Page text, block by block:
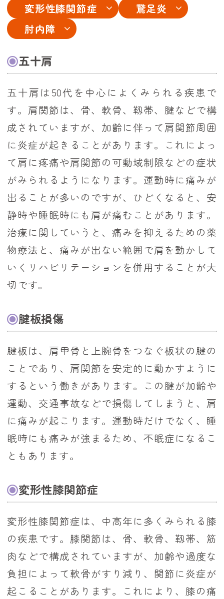
変形性膝関節症
鵞足炎
肘内障
五十肩
五十肩は50代を中心によくみられる疾患で
す。肩関節は、骨、軟骨、靱帯、腱などで構
成されていますが、加齢に伴って肩関節周囲
に炎症が起きることがあります。これによっ
て肩に疼痛や肩関節の可動域制限などの症状
がみられるようになります。運動時に痛みが
出ることが多いのですが、ひどくなると、安
静時や睡眠時にも肩が痛むことがあります。
治療に関していうと、痛みを抑えるための薬
物療法と、痛みが出ない範囲で肩を動かして
いくリハビリテーションを併用することが大
切です。
腱板損傷
腱板は、肩甲骨と上腕骨をつなぐ板状の腱の
ことであり、肩関節を安定的に動かすように
するという働きがあります。この腱が加齢や
運動、交通事故などで損傷してしまうと、肩
に痛みが起こります。運動時だけでなく、睡
眠時にも痛みが強まるため、不眠症になるこ
ともあります。
変形性膝関節症
変形性膝関節症は、中高年に多くみられる膝
の疾患です。膝関節は、骨、軟骨、靱帯、筋
肉などで構成されていますが、加齢や過度な
負担によって軟骨がすり減り、関節に炎症が
起こることがあります。これにより、膝の痛